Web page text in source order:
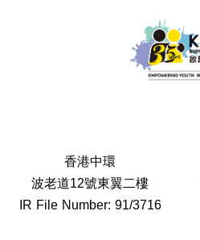
香港中環
波老道12號東翼二樓
IR File Number: 91/3716